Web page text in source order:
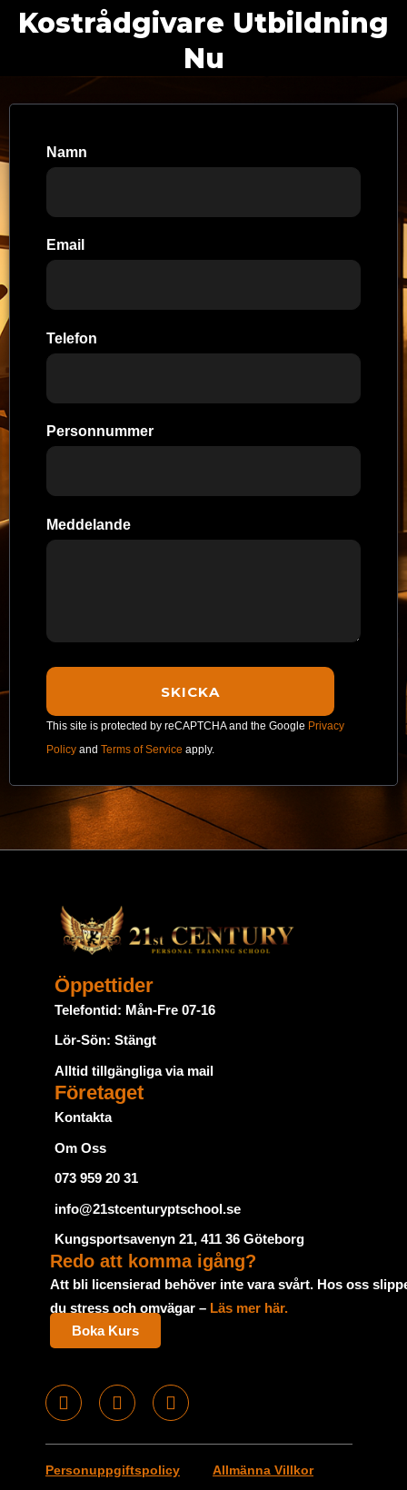
Kostrådgivare Utbildning
Nu
Namn
Email
Telefon
Personnummer
Meddelande
This site is protected by reCAPTCHA and the Google Privacy
Policy and Terms of Service apply.
Öppettider
Telefontid: Mån-Fre 07-16
Lör-Sön: Stängt
Alltid tillgängliga via mail
Företaget
Kontakta
Om Oss
073 959 20 31
info@21stcenturyptschool.se
Kungsportsavenyn 21, 411 36 Göteborg
Redo att komma igång?
Att bli licensierad behöver inte vara svårt. Hos oss
du stress och omvägar – Läs mer här.
Boka Kurs
F
c
e
b
I
s
t
a
T
m
b
l
Personuppgiftspolicy Allmänna Villkor